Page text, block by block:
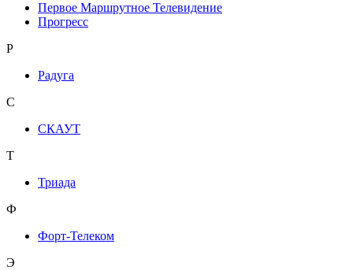
Первое Маршрутное Телевидение
Прогресс
Р
Радуга
С
СКАУТ
Т
Триада
Ф
Форт-Телеком
Э